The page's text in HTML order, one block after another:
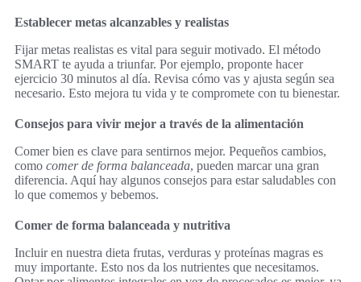
Establecer metas alcanzables y realistas
Fijar metas realistas es vital para seguir motivado. El método
SMART te ayuda a triunfar. Por ejemplo, proponte hacer
ejercicio 30 minutos al día. Revisa cómo vas y ajusta según sea
necesario. Esto mejora tu vida y te compromete con tu bienestar.
Consejos para vivir mejor a través de la alimentación
Comer bien es clave para sentirnos mejor. Pequeños cambios,
como comer de forma balanceada, pueden marcar una gran
diferencia. Aquí hay algunos consejos para estar saludables con
lo que comemos y bebemos.
Comer de forma balanceada y nutritiva
Incluir en nuestra dieta frutas, verduras y proteínas magras es
muy importante. Esto nos da los nutrientes que necesitamos.